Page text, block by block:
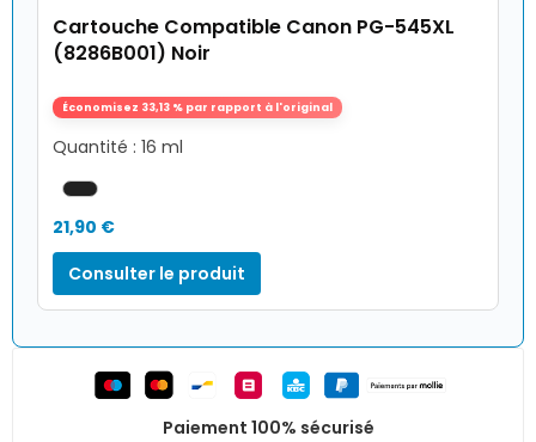
Cartouche Compatible Canon PG-545XL
(8286B001) Noir
Économisez 33,13 % par rapport à l'original
Quantité : 16 ml
21,90 €
Consulter le produit
Paiement 100% sécurisé